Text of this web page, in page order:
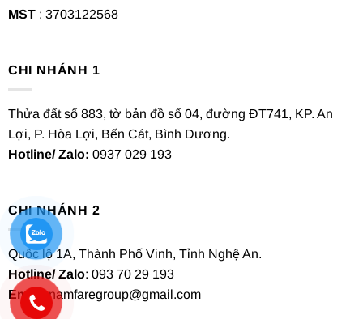
MST: 3703122568
CHI NHÁNH 1
Thửa đất số 883, tờ bản đồ số 04, đường ĐT741, KP. An
Lợi, P. Hòa Lợi, Bến Cát, Bình Dương.
Hotline/ Zalo: 0937 029 193
CHI NHÁNH 2
Quốc lộ 1A, Thành Phố Vinh, Tỉnh Nghệ An.
Hotline/ Zalo: 093 70 29 193
Email
: namfaregroup@gmail.com